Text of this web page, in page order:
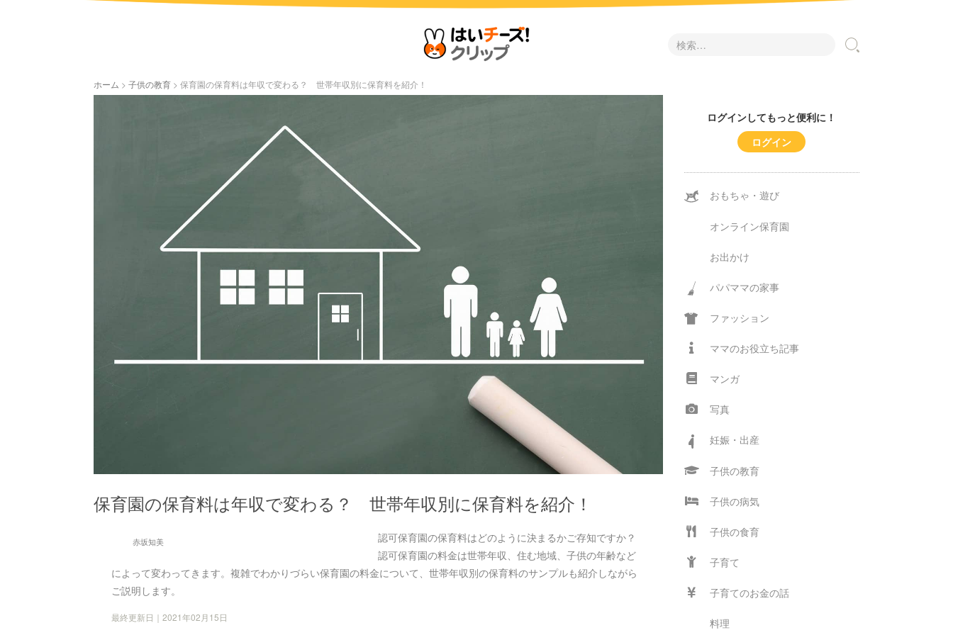
検
ホーム > 子供の教育 > 保育園の保育料は年収で変わる？ 世帯年収別に保育料を紹介！
保育園の保育料は年収で変わる？ 世帯年収別に保育料を紹介！
赤坂知美
最終更新日｜2021年02月15日
認可保育園の保育料はどのように決まるかご存知ですか？
認可保育園の料金は世帯年収、住む地域、子供の年齢など
によって変わってきます。複雑でわかりづらい保育園の料金について、世帯年収別の保育料のサンプルも紹介しながら
ご説明します。
ログインしてもっと便利に！
ログイン
おもちゃ・遊び
オンライン保育園
お出かけ
パパママの家事
ファッション
ママのお役立ち記事
マンガ
写真
妊娠・出産
子供の教育
子供の病気
子供の食育
子育て
子育てのお金の話
料理